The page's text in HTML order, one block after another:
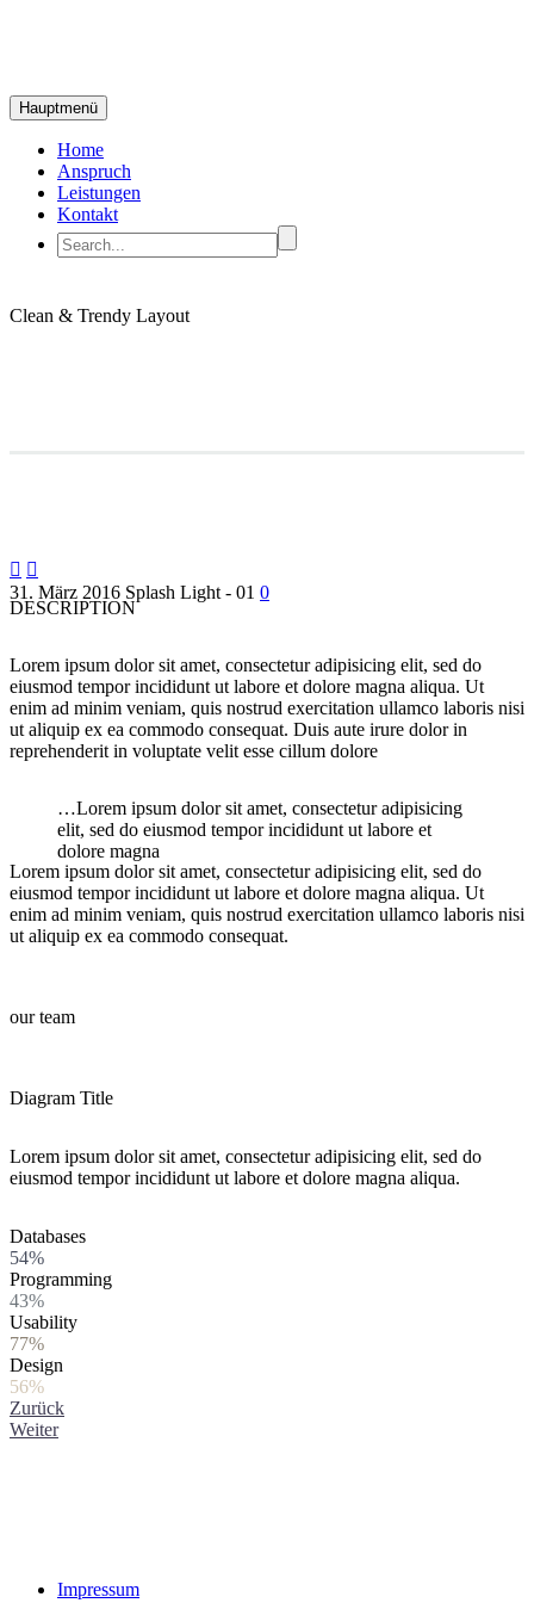
Hauptmenü
Home
Anspruch
Leistungen
Kontakt
Clean & Trendy Layout
 
31. März 2016 Splash Light - 01 0
DESCRIPTION
Lorem ipsum dolor sit amet, consectetur adipisicing elit, sed do
eiusmod tempor incididunt ut labore et dolore magna aliqua. Ut
enim ad minim veniam, quis nostrud exercitation ullamco laboris nisi
ut aliquip ex ea commodo consequat. Duis aute irure dolor in
reprehenderit in voluptate velit esse cillum dolore
…Lorem ipsum dolor sit amet, consectetur adipisicing
elit, sed do eiusmod tempor incididunt ut labore et
dolore magna
Lorem ipsum dolor sit amet, consectetur adipisicing elit, sed do
eiusmod tempor incididunt ut labore et dolore magna aliqua. Ut
enim ad minim veniam, quis nostrud exercitation ullamco laboris nisi
ut aliquip ex ea commodo consequat.
our team
Diagram Title
Lorem ipsum dolor sit amet, consectetur adipisicing elit, sed do
eiusmod tempor incididunt ut labore et dolore magna aliqua.
Databases
54%
Programming
43%
Usability
77%
Design
56%
Zurück
Weiter
Impressum